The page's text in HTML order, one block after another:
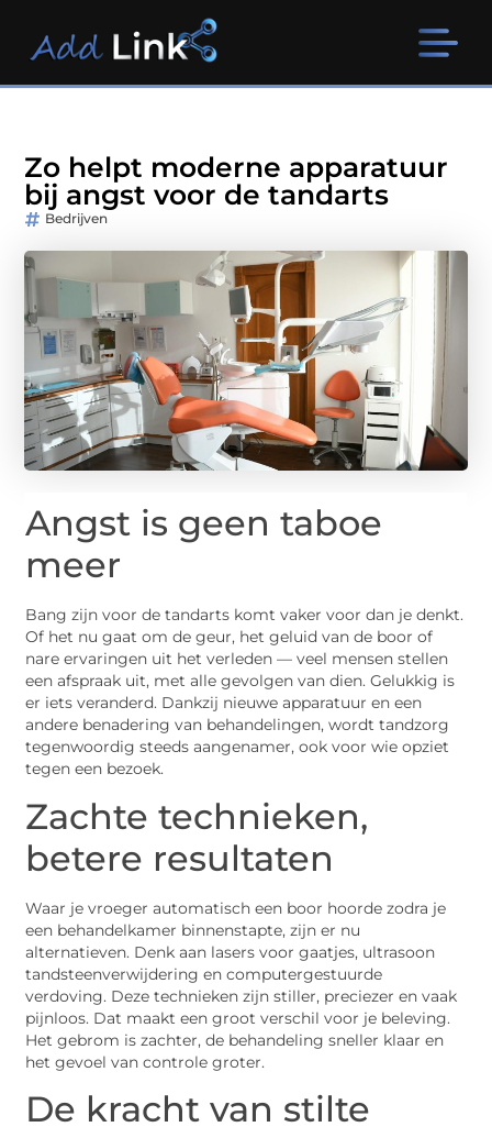
Zo helpt moderne apparatuur
bij angst voor de tandarts
Bedrijven
Angst is geen taboe
meer
Bang zijn voor de tandarts komt vaker voor dan je denkt.
Of het nu gaat om de geur, het geluid van de boor of
nare ervaringen uit het verleden — veel mensen stellen
een afspraak uit, met alle gevolgen van dien. Gelukkig is
er iets veranderd. Dankzij nieuwe apparatuur en een
andere benadering van behandelingen, wordt tandzorg
tegenwoordig steeds aangenamer, ook voor wie opziet
tegen een bezoek.
Zachte technieken,
betere resultaten
Waar je vroeger automatisch een boor hoorde zodra je
een behandelkamer binnenstapte, zijn er nu
alternatieven. Denk aan lasers voor gaatjes, ultrasoon
tandsteenverwijdering en computergestuurde
verdoving. Deze technieken zijn stiller, preciezer en vaak
pijnloos. Dat maakt een groot verschil voor je beleving.
Het gebrom is zachter, de behandeling sneller klaar en
het gevoel van controle groter.
De kracht van stilte